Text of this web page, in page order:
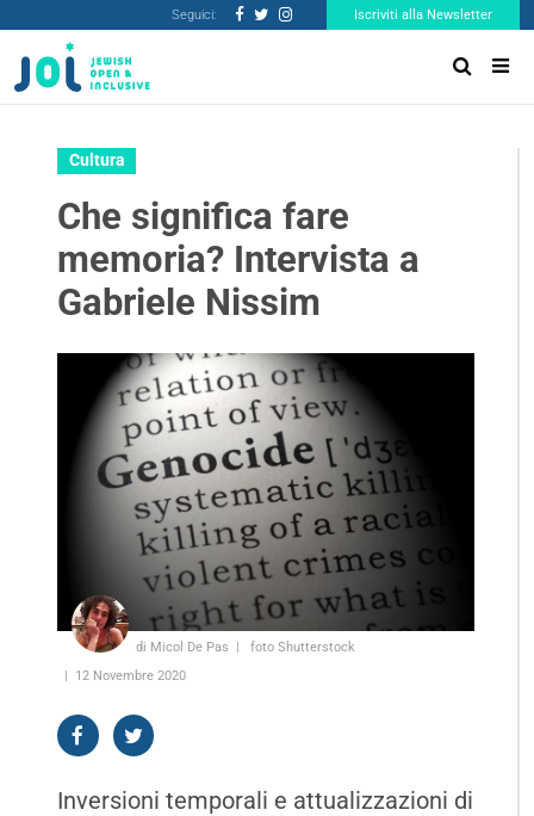
Seguici: Iscriviti alla Newsletter
Cultura
Che significa fare
memoria? Intervista a
Gabriele Nissim
di Micol De Pas
foto Shutterstock
12 Novembre 2020
Inversioni temporali e attualizzazioni di